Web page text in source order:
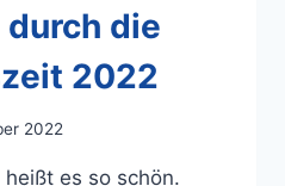
die
2022
2022
heißt es so schön.